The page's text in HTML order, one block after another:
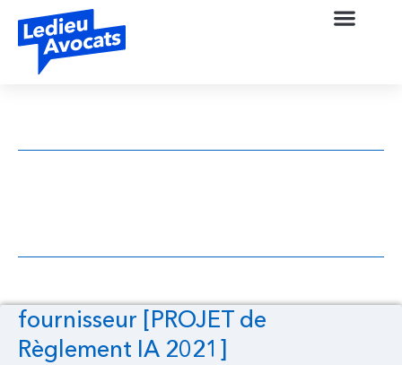
fournisseur [PROJET de
Règlement IA 2021]